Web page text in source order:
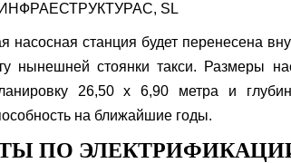
SL
насосная станция будет перенесена
нынешней стоянки такси. Размеры
26,50 х 6,90 метра и
на ближайшие годы.
ПО